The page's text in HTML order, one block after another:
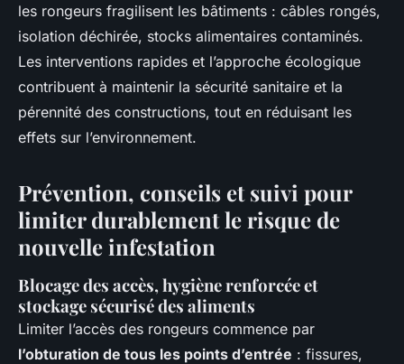
les rongeurs fragilisent les bâtiments : câbles rongés,
isolation déchirée, stocks alimentaires contaminés.
Les interventions rapides et l’approche écologique
contribuent à maintenir la sécurité sanitaire et la
pérennité des constructions, tout en réduisant les
effets sur l’environnement.
Prévention, conseils et suivi pour
limiter durablement le risque de
nouvelle infestation
Blocage des accès, hygiène renforcée et
stockage sécurisé des aliments
Limiter l’accès des rongeurs commence par
l’obturation de tous les points d’entrée : fissures,